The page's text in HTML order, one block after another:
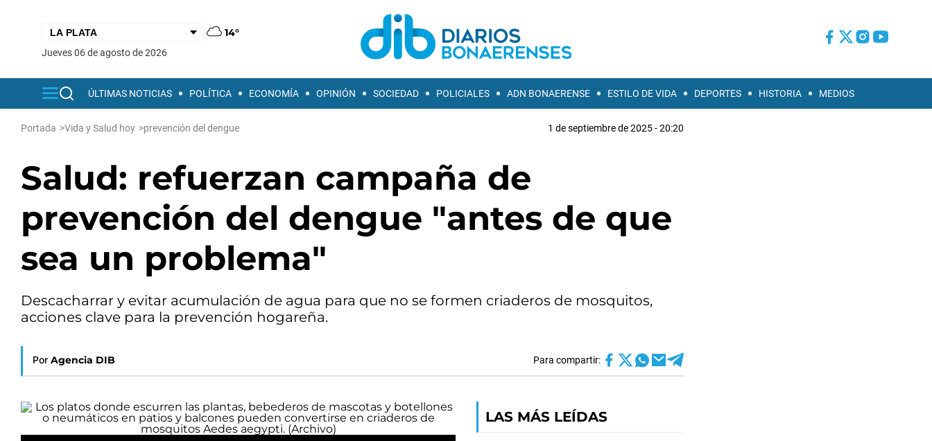
14°
jueves 06 de agosto de 2026
ÚLTIMAS NOTICIAS POLÍTICA ECONOMÍA OPINIÓN SOCIEDAD POLICIALES ADN BONAERENSE ESTILO DE VIDA DEPORTES HISTORIA MEDIOS
Portada >Vida y Salud hoy >prevención del dengue 1 de septiembre de 2025 - 20:20
Salud: refuerzan campaña de
prevención del dengue "antes de que
sea un problema"
Descacharrar y evitar acumulación de agua para que no se formen criaderos de mosquitos,
acciones clave para la prevención hogareña.
Por Agencia DIB Para compartir:
LAS MÁS LEÍDAS